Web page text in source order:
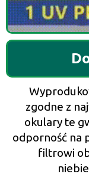
zgodne z
okulary te
odporność na
filtrowi